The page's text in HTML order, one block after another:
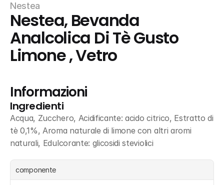
Nestea
Nestea, Bevanda
Analcolica Di Tè Gusto
Limone , Vetro
Informazioni
Ingredienti
Acqua, Zucchero, Acidificante: acido citrico, Estratto di
tè 0,1%, Aroma naturale di limone con altri aromi
naturali, Edulcorante: glicosidi steviolici
componente